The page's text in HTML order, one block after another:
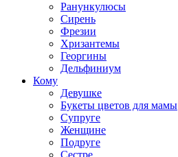
Ранункулюсы
Сирень
Фрезии
Хризантемы
Георгины
Дельфиниум
Кому
Девушке
Букеты цветов для мамы
Супруге
Женщине
Подруге
Сестре